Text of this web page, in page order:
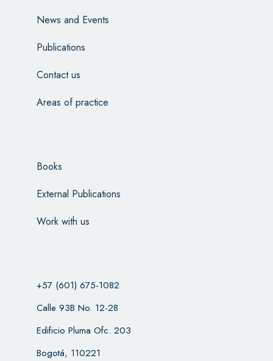
News and Events
Publications
Contact us
Areas of practice
Books
External Publications
Work with us
+57 (601) 675-1082
Calle 93B No. 12-28
Edificio Pluma Ofc. 203
Bogotá, 110221